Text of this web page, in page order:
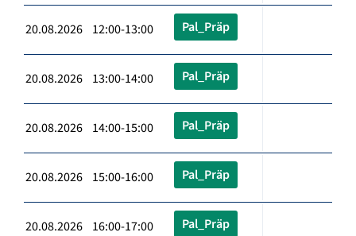
20.08.2026 12:00-13:00 Pal_Präp
20.08.2026 13:00-14:00 Pal_Präp
20.08.2026 14:00-15:00 Pal_Präp
20.08.2026 15:00-16:00 Pal_Präp
20.08.2026 16:00-17:00 Pal_Präp